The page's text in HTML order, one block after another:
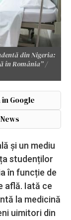
din Nigeria:
în România” /
Google
și un mediu
studenților
în funcție de
află. Iată ce
la medicină
uimitori din